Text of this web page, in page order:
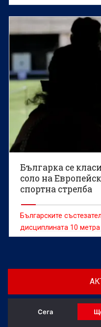
Българка се
соло на
спортна стрелба
Българските
дисциплината 10
Европейското
Сега